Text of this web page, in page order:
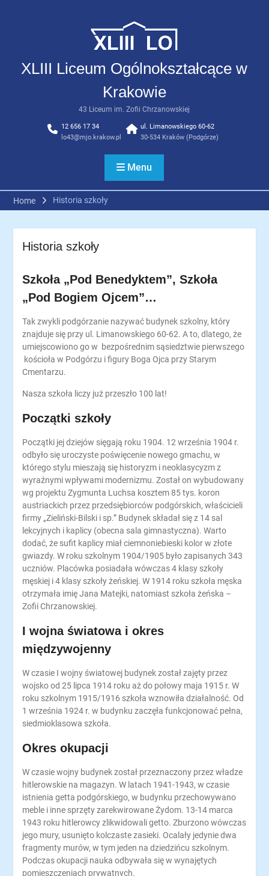
XLIII Liceum Ogólnokształcące w
Krakowie
43 Liceum im. Zofii Chrzanowskiej
12 656 17 34
lo43@mjo.krakow.pl
ul. Limanowskiego 60-62
30-534 Kraków (Podgórze)
Menu
Home Historia szkoły
Historia szkoły
Szkoła „Pod Benedyktem”, Szkoła
„Pod Bogiem Ojcem”…
Tak zwykli podgórzanie nazywać budynek szkolny, który
znajduje się przy ul. Limanowskiego 60-62. A to, dlatego, że
umiejscowiono go w bezpośrednim sąsiedztwie pierwszego
kościoła w Podgórzu i figury Boga Ojca przy Starym
Cmentarzu.
Nasza szkoła liczy już przeszło 100 lat!
Początki szkoły
Początki jej dziejów sięgają roku 1904. 12 września 1904 r.
odbyło się uroczyste poświęcenie nowego gmachu, w
którego stylu mieszają się historyzm i neoklasycyzm z
wyraźnymi wpływami modernizmu. Został on wybudowany
wg projektu Zygmunta Luchsa kosztem 85 tys. koron
austriackich przez przedsiębiorców podgórskich, właścicieli
firmy „Zieliński-Bilski i sp.” Budynek składał się z 14 sal
lekcyjnych i kaplicy (obecna sala gimnastyczna). Warto
dodać, że sufit kaplicy miał ciemnoniebieski kolor w złote
gwiazdy. W roku szkolnym 1904/1905 było zapisanych 343
uczniów. Placówka posiadała wówczas 4 klasy szkoły
męskiej i 4 klasy szkoły żeńskiej. W 1914 roku szkoła męska
otrzymała imię Jana Matejki, natomiast szkoła żeńska –
Zofii Chrzanowskiej.
I wojna światowa i okres
międzywojenny
W czasie I wojny światowej budynek został zajęty przez
wojsko od 25 lipca 1914 roku aż do połowy maja 1915 r. W
roku szkolnym 1915/1916 szkoła wznowiła działalność. Od
1 września 1924 r. w budynku zaczęła funkcjonować pełna,
siedmioklasowa szkoła.
Okres okupacji
W czasie wojny budynek został przeznaczony przez władze
hitlerowskie na magazyn. W latach 1941-1943, w czasie
istnienia getta podgórskiego, w budynku przechowywano
meble i inne sprzęty zarekwirowane Żydom. 13-14 marca
1943 roku hitlerowcy zlikwidowali getto. Zburzono wówczas
jego mury, usunięto kolczaste zasieki. Ocalały jedynie dwa
fragmenty murów, w tym jeden na dziedzińcu szkolnym.
Podczas okupacji nauka odbywała się w wynajętych
pomieszczeniach prywatnych.